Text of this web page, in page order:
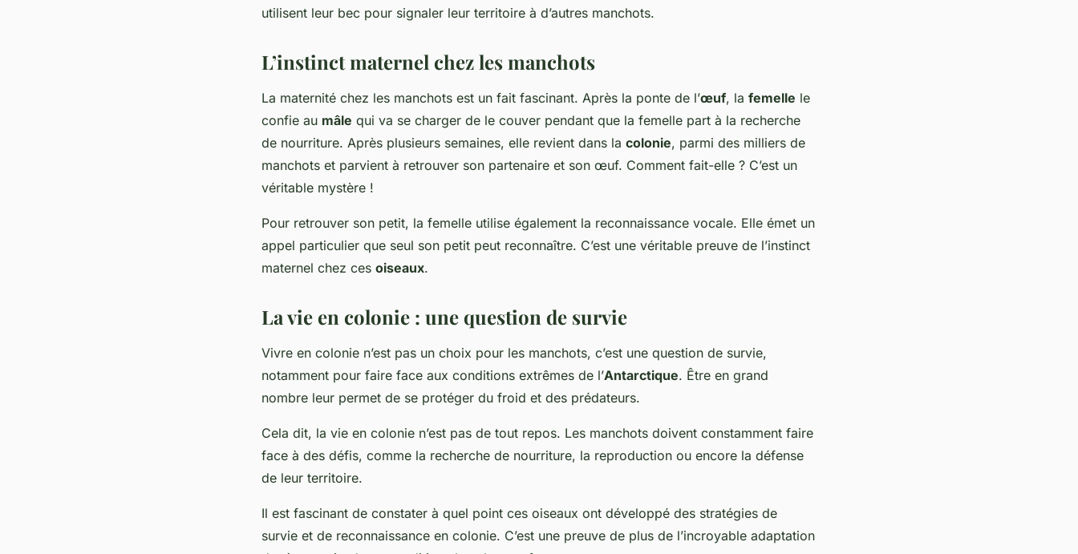
utilisent leur bec pour signaler leur territoire à d’autres manchots.
L’instinct maternel chez les manchots
La maternité chez les manchots est un fait fascinant. Après la ponte de l’œuf, la femelle le
confie au mâle qui va se charger de le couver pendant que la femelle part à la recherche
de nourriture. Après plusieurs semaines, elle revient dans la colonie, parmi des milliers de
manchots et parvient à retrouver son partenaire et son œuf. Comment fait-elle ? C’est un
véritable mystère !
Pour retrouver son petit, la femelle utilise également la reconnaissance vocale. Elle émet un
appel particulier que seul son petit peut reconnaître. C’est une véritable preuve de l’instinct
maternel chez ces oiseaux.
La vie en colonie : une question de survie
Vivre en colonie n’est pas un choix pour les manchots, c’est une question de survie,
notamment pour faire face aux conditions extrêmes de l’Antarctique. Être en grand
nombre leur permet de se protéger du froid et des prédateurs.
Cela dit, la vie en colonie n’est pas de tout repos. Les manchots doivent constamment faire
face à des défis, comme la recherche de nourriture, la reproduction ou encore la défense
de leur territoire.
Il est fascinant de constater à quel point ces oiseaux ont développé des stratégies de
survie et de reconnaissance en colonie. C’est une preuve de plus de l’incroyable adaptation